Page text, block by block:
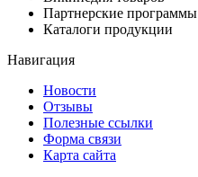
Партнерские программы
Каталоги продукции
Навигация
Новости
Отзывы
Полезные ссылки
Форма связи
Карта сайта